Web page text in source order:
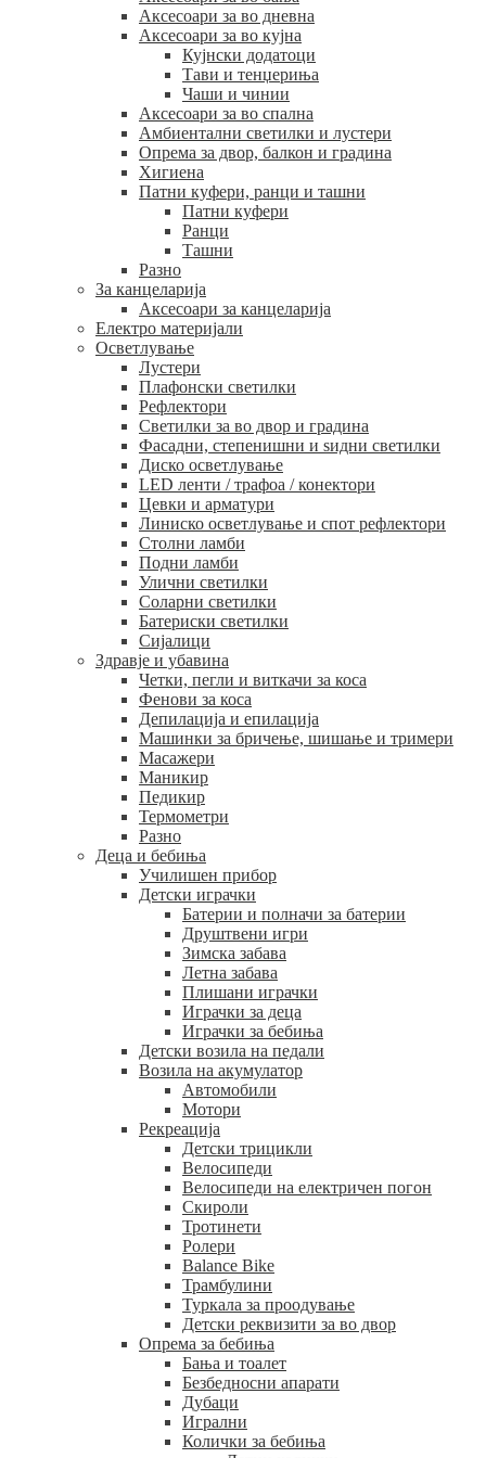
Аксесоари за во дневна
Аксесоари за во кујна
Кујнски додатоци
Тави и тенџериња
Чаши и чинии
Аксесоари за во спална
Амбиентални светилки и лустери
Опрема за двор, балкон и градина
Хигиена
Патни куфери, ранци и ташни
Патни куфери
Ранци
Ташни
Разно
За канцеларија
Аксесоари за канцеларија
Електро материјали
Осветлување
Лустери
Плафонски светилки
Рефлектори
Светилки за во двор и градина
Фасадни, степенишни и ѕидни светилки
Диско осветлување
LED ленти / трафоа / конектори
Цевки и арматури
Линиско осветлување и спот рефлектори
Столни ламби
Подни ламби
Улични светилки
Соларни светилки
Батериски светилки
Сијалици
Здравје и убавина
Четки, пегли и виткачи за коса
Фенови за коса
Депилација и епилација
Машинки за бричење, шишање и тримери
Масажери
Маникир
Педикир
Термометри
Разно
Деца и бебиња
Училишен прибор
Детски играчки
Батерии и полначи за батерии
Друштвени игри
Зимска забава
Летна забава
Плишани играчки
Играчки за деца
Играчки за бебиња
Детски возила на педали
Возила на акумулатор
Автомобили
Мотори
Рекреација
Детски трицикли
Велосипеди
Велосипеди на електричен погон
Скироли
Тротинети
Ролери
Balance Bike
Трамбулини
Туркала за проодување
Детски реквизити за во двор
Опрема за бебиња
Бања и тоалет
Безбедносни апарати
Дубаци
Игрални
Колички за бебиња